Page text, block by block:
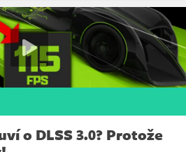
o DLSS 3.0? Protože